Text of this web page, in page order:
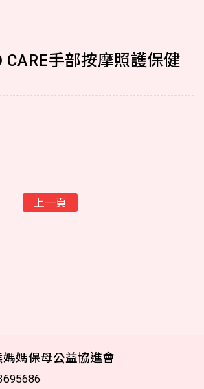
CARE手部按摩照護保健
上一頁
媽保母公益協進會